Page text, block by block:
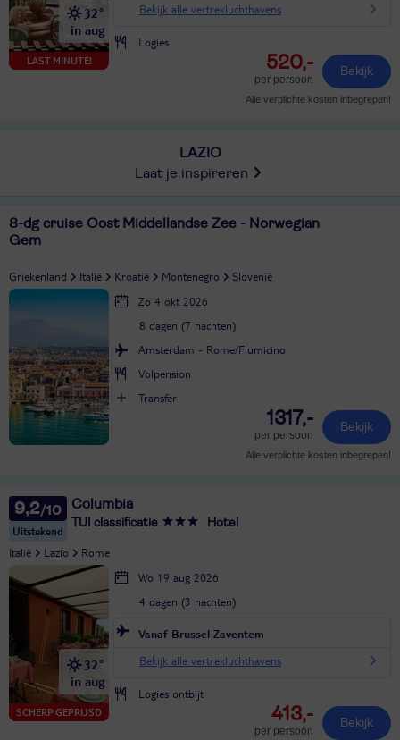
LAST MINUTE!
32°
in aug
Bekijk alle vertrekluchthavens
Logies
520,-
per persoon
Bekijk
Alle verplichte kosten inbegrepen!
LAZIO
Laat je inspireren
8-dg cruise Oost Middellandse Zee - Norwegian
Gem
Griekenland Italië Kroatië Montenegro
Slovenië
Zo 4 okt 2026
8 dagen (7 nachten)
Amsterdam - Rome/Fiumicino
Volpension
Transfer
1317,-
per persoon
Bekijk
Alle verplichte kosten inbegrepen!
9,2
Uitstekend
Columbia
TUI classificatie Hotel
Italië Lazio Rome
SCHERP GEPRIJSD
32°
in aug
Wo 19 aug 2026
4 dagen (3 nachten)
Vanaf Brussel Zaventem
Bekijk alle vertrekluchthavens
Logies ontbijt
413,-
per persoon
Bekijk